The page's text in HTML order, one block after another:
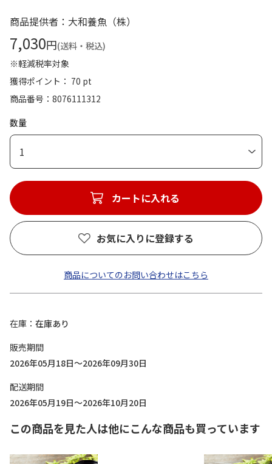
商品提供者：大和養魚（株）
7,030円(送料・税込)
※軽減税率対象
獲得ポイント： 70 pt
商品番号
8076111312
数量
1
カートに入れる
お気に入りに登録する
商品についてのお問い合わせはこちら
在庫
在庫あり
販売期間
2026年05月18日～2026年09月30日
配送期間
2026年05月19日～2026年10月20日
この商品を見た人は他にこんな商品も買っています